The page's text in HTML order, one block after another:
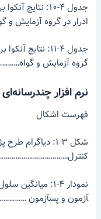
جدول ۴-۱۰:
ادرار در گروه­ آزمایش و
جدول ۴-۱۱:
گروه­ آزمایش و
نرم ­افزار
فهرست اشکال
شکل ۳-۱:
آزمون و پس­آزمون